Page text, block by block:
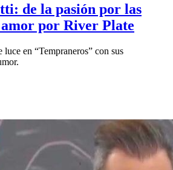
de la pasión por las
por River Plate
en “Tempraneros” con sus